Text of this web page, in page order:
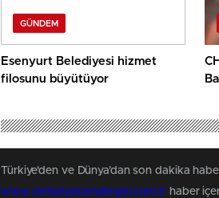
GÜNDEM
Esenyurt Belediyesi hizmet
filosunu büyütüyor
Türkiye'den ve Dünya’dan son dakika
www.serhatyasamdergisi.com.tr haber